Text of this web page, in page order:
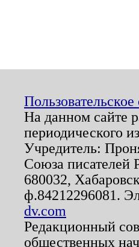
На данном сайте
периодического
Учредитель:
Союза писателей
680032,
ф.84212296081.
dv.com
Редакционный
общественных